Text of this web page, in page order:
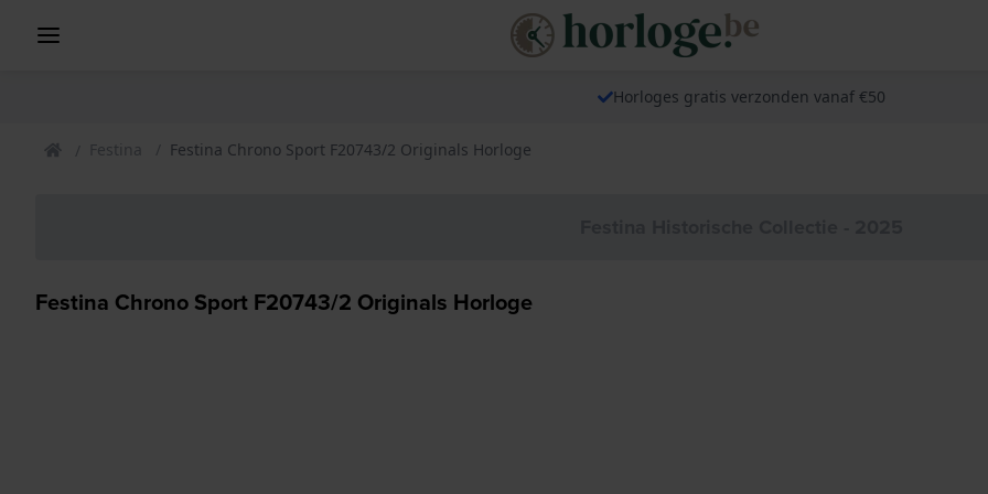
Horloges gratis verzonden vanaf €50
Festina Festina Chrono Sport F20743/2 Originals Horloge
Festina Chrono Sport F20743/2 Originals Horloge